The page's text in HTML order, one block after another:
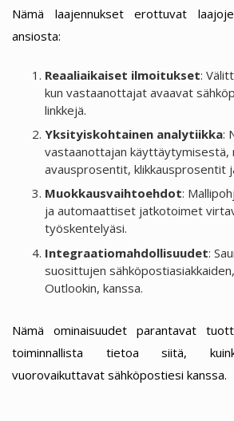
Nämä laajennukset erottuvat
ansiosta:
Reaaliaikaiset ilmoitukset:
kun vastaanottajat avaavat
linkkejä.
Yksityiskohtainen analytiikka:
vastaanottajan käyttäytymisestä,
avausprosentit, klikkausprosentit
Muokkausvaihtoehdot:
ja automaattiset jatkotoimet
työskentelyäsi.
Integraatiomahdollisuudet:
suosittujen
Outlookin, kanssa.
Nämä ominaisuudet parantavat
toiminnallista tietoa siitä,
vuorovaikuttavat sähköpostiesi kanssa.